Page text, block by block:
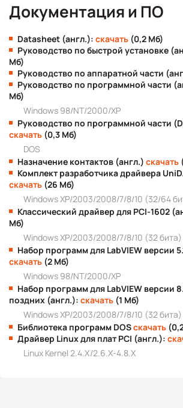
Документация и ПО
Datasheet (англ.): скачать (0,2 Мб)
Руководство по быстрой установке
Мб)
Руководство по аппаратной части
Руководство по программной части
Мб)
Windows 98/NT/2000/XP
Руководство по программной части
скачать (0,3 Мб)
DOS
Назначение контактов (англ.) скачать
Комплект разработчика драйвера
скачать (26 Мб)
Windows XP/2003/2008/7/8/10 (32/64
Классический драйвер для PCI-1602
Мб)
Windows XP/2003/2008/7/8/10 (32 бита)
Набор программ для LabVIEW версии
скачать (2 Мб)
Windows 98/NT/2000/XP
Набор программ для LabVIEW версии
поздних (англ.): скачать (1 Мб)
Windows XP/2003/2008/7/8/10 (32 бита)
Библиотека программ DOSскачать
Драйвер Linux для плат PCI (англ.):
Linux Kernel 2.4.X/2.6.X-4.8.X